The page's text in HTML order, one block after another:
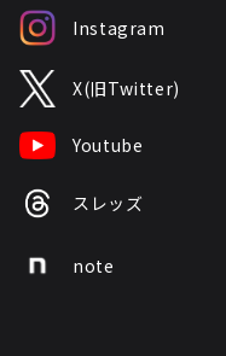
Instagram
X(旧Twitter)
Youtube
スレッズ
note